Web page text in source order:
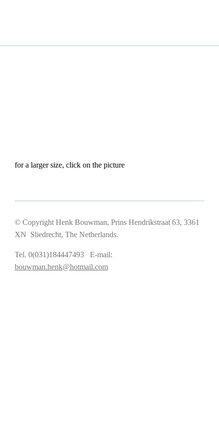
for a larger size, click on the picture
© Copyright Henk Bouwman, Prins Hendrikstraat 63, 3361
XN Sliedrecht, The Netherlands.
Tel. 0(031)184447493 E-mail:
bouwman.henk@hotmail.com